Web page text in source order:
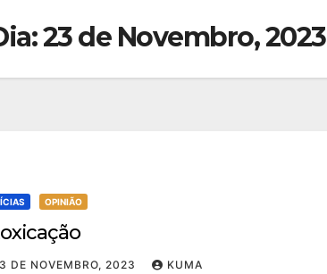
23 de Novembro, 2023
OPINIÃO
DE NOVEMBRO, 2023 KUMA